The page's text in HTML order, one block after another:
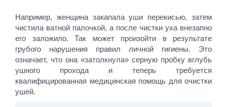
Например, женщина закапала уши перекисью, затем
чистила ватной палочкой, а после чистки уха внезапно
его заложило. Так может произойти в результате
грубого нарушения правил личной гигиены. Это
означает, что она «затолкнула» серную пробку вглубь
ушного прохода и теперь требуется
квалифицированная медицинская помощь для очистки
ушей.